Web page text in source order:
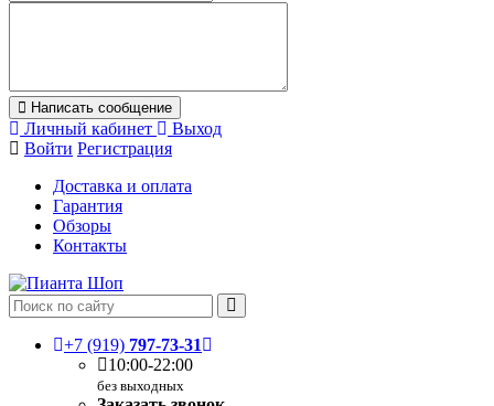
Написать сообщение
Личный кабинет
Выход
Войти Регистрация
Доставка и оплата
Гарантия
Обзоры
Контакты
+7 (919) 797-73-31
10:00-22:00
без выходных